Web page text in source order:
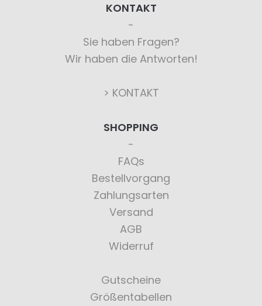
KONTAKT
Sie haben Fragen?
Wir haben die Antworten!
> KONTAKT
SHOPPING
FAQs
Bestellvorgang
Zahlungsarten
Versand
AGB
Widerruf
Gutscheine
Größentabellen